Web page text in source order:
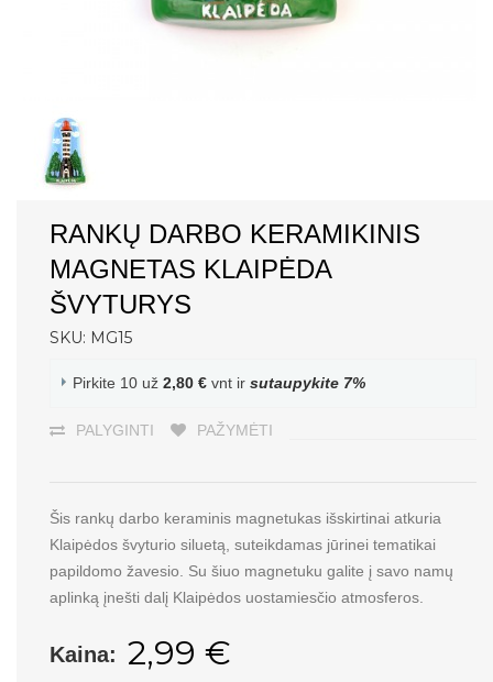
RANKŲ DARBO KERAMIKINIS
MAGNETAS KLAIPĖDA
ŠVYTURYS
SKU: MG15
Pirkite 10 už 2,80 € vnt ir sutaupykite 7%
PALYGINTI PAŽYMĖTI
Šis rankų darbo keraminis magnetukas išskirtinai atkuria
Klaipėdos švyturio siluetą, suteikdamas jūrinei tematikai
papildomo žavesio. Su šiuo magnetuku galite į savo namų
aplinką įnešti dalį Klaipėdos uostamiesčio atmosferos.
Kaina: 2,99 €